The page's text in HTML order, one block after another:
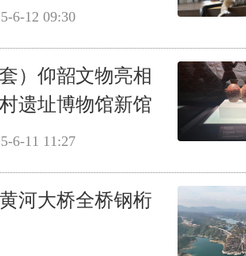
6-12 09:30
）仰韶文物亮相
遗址博物馆新馆
6-11 11:27
河大桥全桥钢桁